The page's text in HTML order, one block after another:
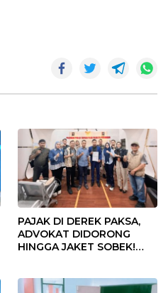
PAJAK DI DEREK PAKSA,
ADVOKAT DIDORONG
HINGGA JAKET SOBEK!
Pekanbaru!